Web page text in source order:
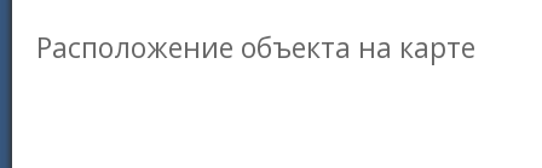
Расположение объекта на карте